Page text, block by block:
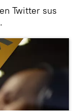
Twitter sus